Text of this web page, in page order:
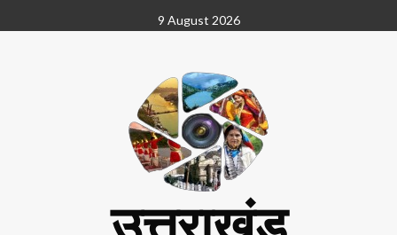
to
9 August 2026